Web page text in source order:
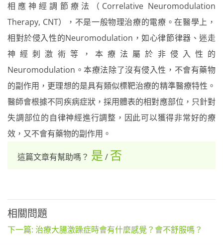
相應神經調節療法（Correlative Neuromodulation
Therapy, CNT），不是一般物理治療的電療。在醫學上，
相對於侵入性的Neuromodulation，如心律節律器、迷走
神經刺激術等，本療法屬於非侵入性的
Neuromodulation。本療法除了沒有侵入性，不會有藥物
的副作用，更理想的是具有類似標靶治療的精準醫療特性。
醫師會根據不同疾病症狀，採用體表的相對應部位，只針對
失調部位的自律神經進行調整，因此可以獲得非常好的療
效，又不會有藥物的副作用。
這篇文章有幫助嗎？ 是 / 否
相關問題
下一篇: 治療大腸激躁症時會有什麼感覺？會不舒服嗎？